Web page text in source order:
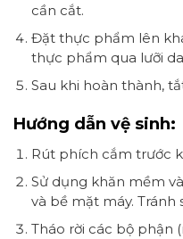
cần cắt.
Đặt thực phẩm lên
thực phẩm qua lưỡi
Sau khi hoàn thành,
Hướng dẫn vệ sinh:
Rút phích cắm trước
Sử dụng khăn mềm
và bề mặt máy.
Tháo rời các bộ phận